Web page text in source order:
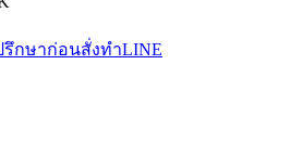
รึกษาก่อนสั่งทำLINE